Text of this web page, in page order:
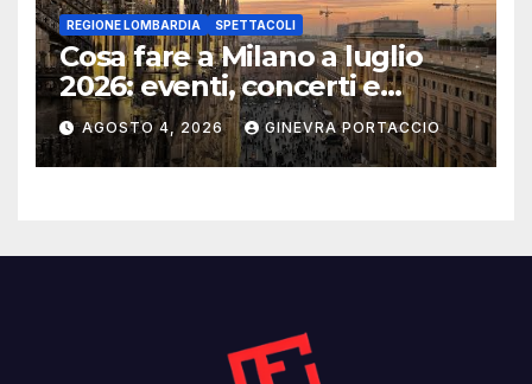
REGIONE LOMBARDIA SPETTACOLI
Cosa fare a Milano a luglio
2026: eventi, concerti e
mostre
AGOSTO 4, 2026 GINEVRA PORTACCIO